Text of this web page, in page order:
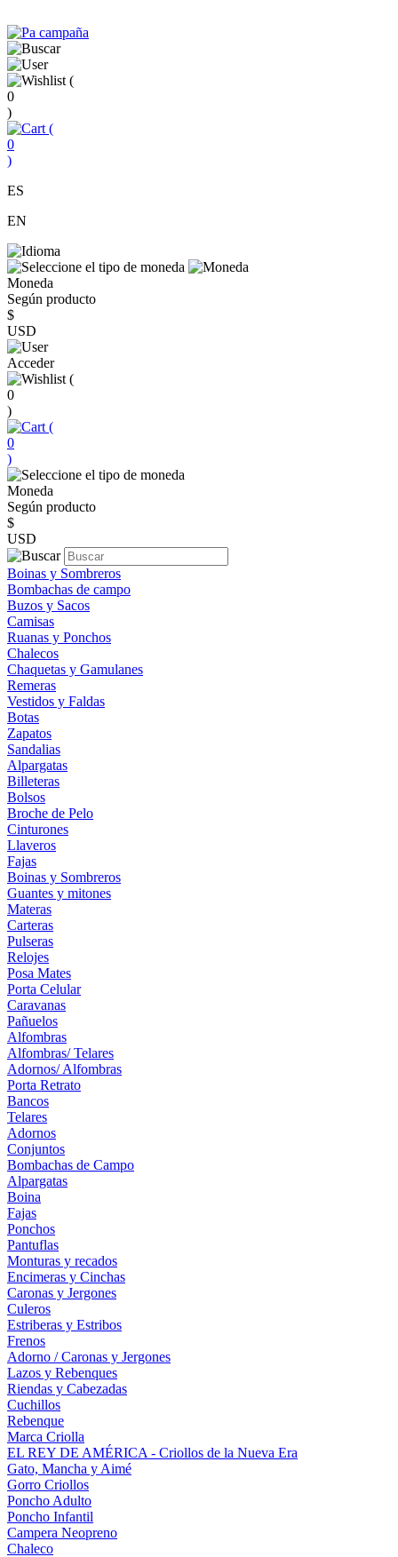
(
0
)
(
0
)
ES
EN
Moneda
Según producto
$
USD
Acceder
(
0
)
(
0
)
Moneda
Según producto
$
USD
Boinas y Sombreros
Bombachas de campo
Buzos y Sacos
Camisas
Ruanas y Ponchos
Chalecos
Chaquetas y Gamulanes
Remeras
Vestidos y Faldas
Botas
Zapatos
Sandalias
Alpargatas
Billeteras
Bolsos
Broche de Pelo
Cinturones
Llaveros
Fajas
Boinas y Sombreros
Guantes y mitones
Materas
Carteras
Pulseras
Relojes
Posa Mates
Porta Celular
Caravanas
Pañuelos
Alfombras
Alfombras/ Telares
Adornos/ Alfombras
Porta Retrato
Bancos
Telares
Adornos
Conjuntos
Bombachas de Campo
Alpargatas
Boina
Fajas
Ponchos
Pantuflas
Monturas y recados
Encimeras y Cinchas
Caronas y Jergones
Culeros
Estriberas y Estribos
Frenos
Adorno / Caronas y Jergones
Lazos y Rebenques
Riendas y Cabezadas
Cuchillos
Rebenque
Marca Criolla
EL REY DE AMÉRICA - Criollos de la Nueva Era
Gato, Mancha y Aimé
Gorro Criollos
Poncho Adulto
Poncho Infantil
Campera Neopreno
Chaleco